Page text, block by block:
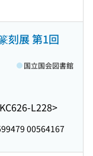
刻展 第1回
L228>
国立国会図書館
00564167